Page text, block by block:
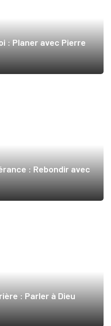
: Planer avec Pierre
: Rebondir avec
: Parler à Dieu